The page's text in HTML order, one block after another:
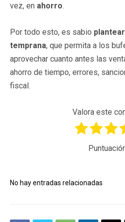
vez, en ahorro.
Por todo esto, es sabio
temprana, que permita a los
aprovechar cuanto antes las
ahorro de tiempo, errores,
fiscal.
Valora este
No hay entradas relacionadas